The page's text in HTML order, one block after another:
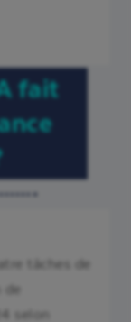
fait
tâches de
de
selon